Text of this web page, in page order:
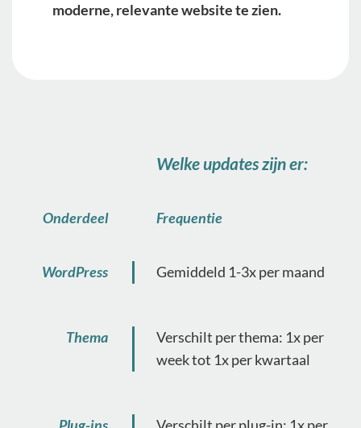
moderne, relevante website te zien.
Welke updates zijn er:
Onderdeel Frequentie
WordPress Gemiddeld 1-3x per maand
Thema
Verschilt per thema: 1x per
week tot 1x per kwartaal